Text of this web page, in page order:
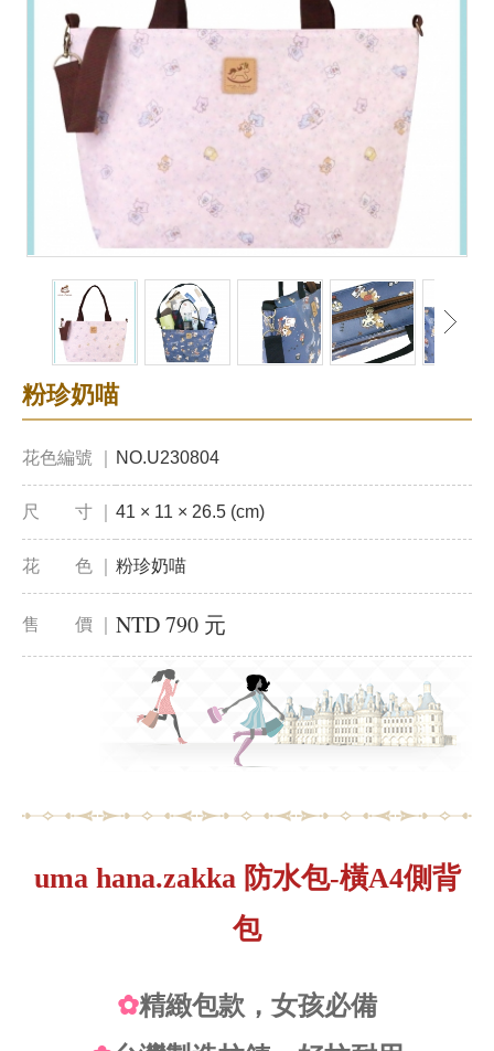
粉珍奶喵
花色編號 ｜ NO.U230804
尺 寸 ｜ 41 × 11 × 26.5 (cm)
花 色 ｜ 粉珍奶喵
售 價 ｜ NTD 790 元
uma hana.zakka 防水包-橫A4側背
包
✿精緻包款，女孩必備